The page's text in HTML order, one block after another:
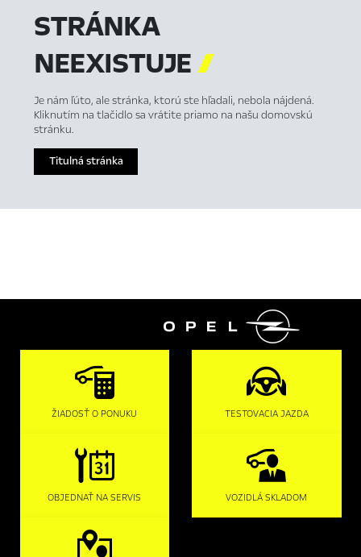
STRÁNKA
NEEXISTUJE
Je nám ľúto, ale stránka, ktorú ste hľadali, nebola nájdená.
Kliknutím na tlačidlo sa vrátite priamo na našu domovskú
stránku.
Titulná stránka

ŽIADOSŤ O PONUKU TESTOVACIA JAZDA
OBJEDNAŤ NA SERVIS VOZIDLÁ SKLADOM